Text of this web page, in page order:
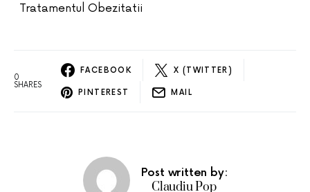
Tratamentul Obezitatii
0
SHARES
FACEBOOK X (TWITTER)
PINTEREST MAIL
Post written by:
Claudiu Pop